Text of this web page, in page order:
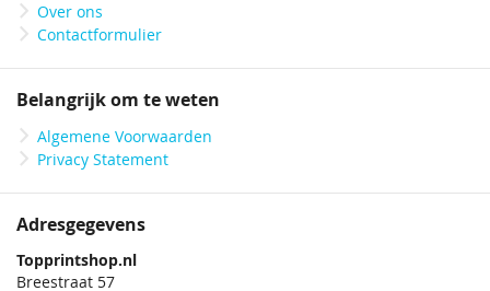
Over ons
Contactformulier
Belangrijk om te weten
Algemene Voorwaarden
Privacy Statement
Adresgegevens
Topprintshop.nl
Breestraat 57